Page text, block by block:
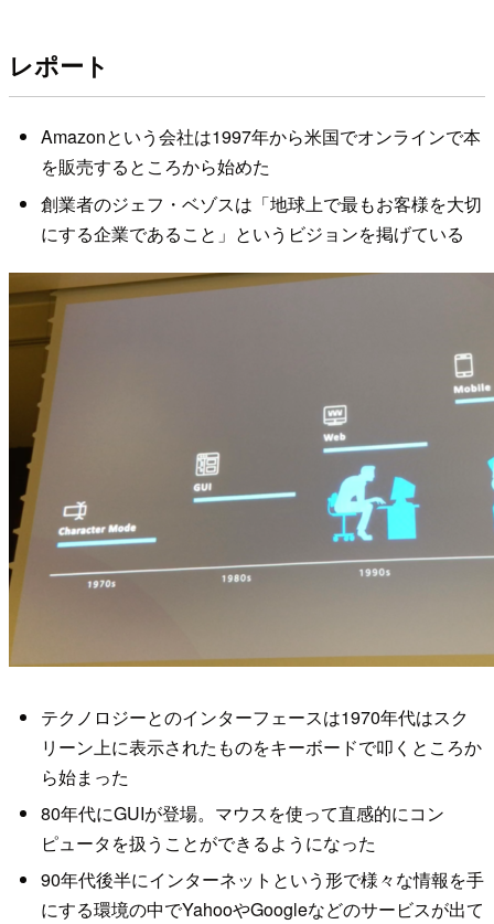
レポート
Amazonという会社は1997年から米国でオンラインで本
を販売するところから始めた
創業者のジェフ・ベゾスは「地球上で最もお客様を大切
にする企業であること」というビジョンを掲げている
テクノロジーとのインターフェースは1970年代はスク
リーン上に表示されたものをキーボードで叩くところか
ら始まった
80年代にGUIが登場。マウスを使って直感的にコン
ピュータを扱うことができるようになった
90年代後半にインターネットという形で様々な情報を手
にする環境の中でYahooやGoogleなどのサービスが出て